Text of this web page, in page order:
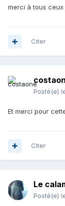
merci à tous
Citer
Posté(e)
Et merci pour
Citer
Le
Posté(e)